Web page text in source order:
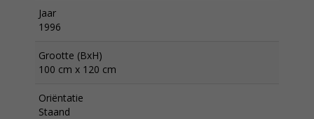
Jaar
1996
Grootte (BxH)
100 cm x 120 cm
Oriëntatie
Staand